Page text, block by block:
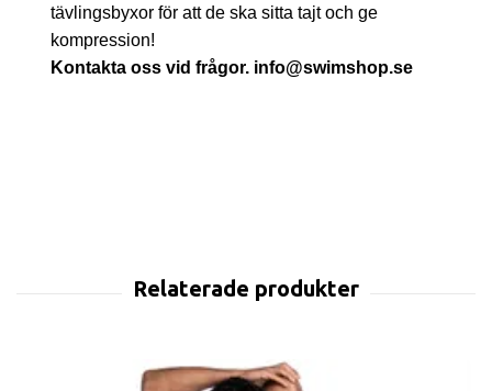
tävlingsbyxor för att de ska sitta tajt och ge
kompression!
Kontakta oss vid frågor. info@swimshop.se